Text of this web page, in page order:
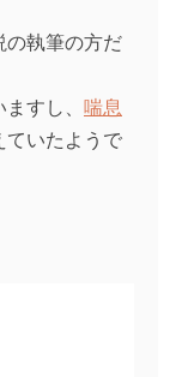
の執筆の方だ
すし、 喘息
ていたようで